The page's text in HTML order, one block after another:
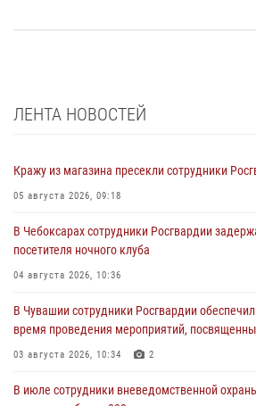
ЛЕНТА НОВОСТЕЙ
Кражу из магазина пресекли сотрудники
05 августа 2026, 09:18
В Чебоксарах сотрудники Росгвардии
посетителя ночного клуба
04 августа 2026, 10:36
В Чувашии сотрудники Росгвардии
время проведения мероприятий,
03 августа 2026, 10:34 2
В июле сотрудники вневедомственной